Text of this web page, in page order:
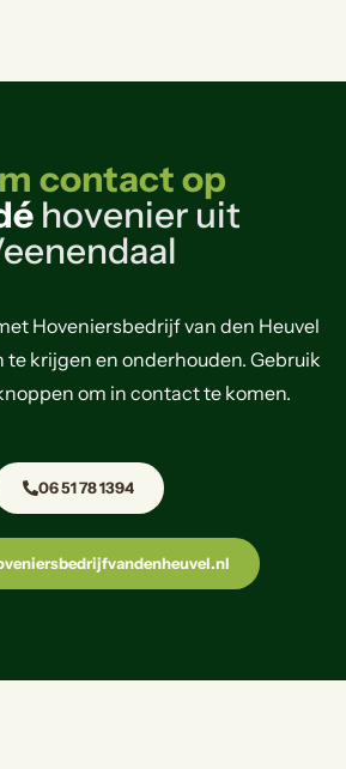
contact op
hovenier uit
Hoveniersbedrijf van den Heuvel
te krijgen en onderhouden. Gebruik
om in contact te komen.
06 51 78 1394